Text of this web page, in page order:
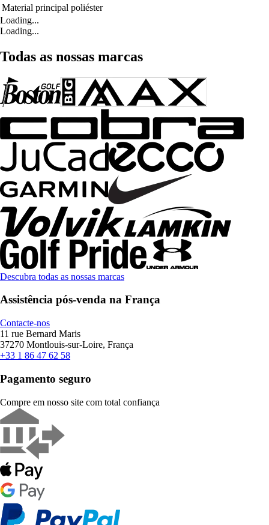
Material principal poliéster
Loading...
Loading...
Todas as nossas marcas
Descubra todas as nossas marcas
Assistência pós-venda na França
Contacte-nos
11 rue Bernard Maris
37270 Montlouis-sur-Loire, França
+33 1 86 47 62 58
Pagamento seguro
Compre em nosso site com total confiança